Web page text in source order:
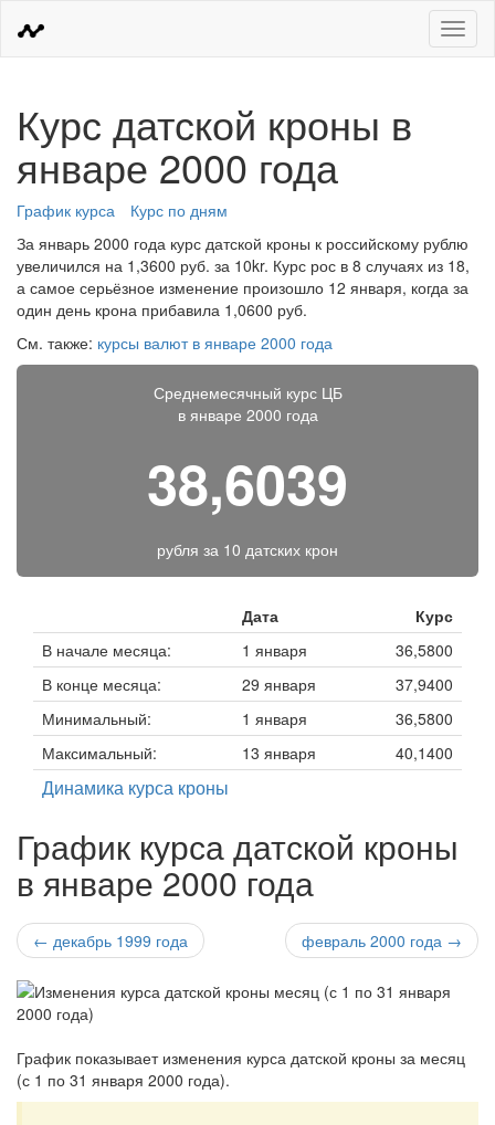
Меню
Курс датской кроны в
январе 2000 года
График курса
Курс по дням
За январь 2000 года курс датской кроны к российскому рублю
увеличился на 1,3600 руб. за 10kr. Курс рос в 8 случаях из 18,
а самое серьёзное изменение произошло 12 января, когда за
один день крона прибавила 1,0600 руб.
См. также: курсы валют в январе 2000 года
Среднемесячный курс ЦБ
в январе 2000 года
38,6039
рубля за 10 датских крон
Дата
Курс
В начале месяца:
1 января
36,5800
В конце месяца:
29 января
37,9400
Минимальный:
1 января
36,5800
Максимальный:
13 января 40,1400
Динамика курса кроны
График курса датской кроны
в январе 2000 года
← декабрь 1999 года февраль 2000 года →
График показывает изменения курса датской кроны за месяц
(с 1 по 31 января 2000 года).